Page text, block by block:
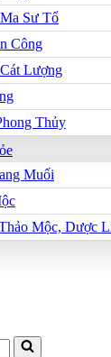
Sư Tổ
Công
Lượng
Thủy
Muối
Mộc, Dược